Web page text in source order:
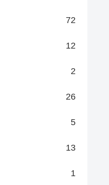
72
12
2
26
5
13
1